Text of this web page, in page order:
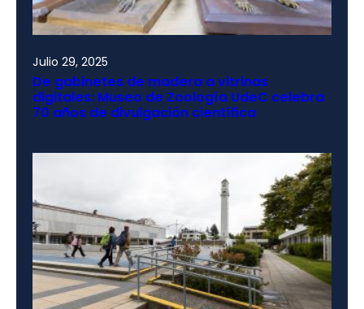
Julio 29, 2025
De gabinetes de madera a vitrinas
digitales: Museo de Zoología UdeC celebra
70 años de divulgación científica